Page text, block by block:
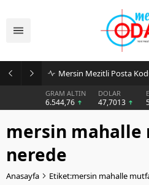
GRAM ALTIN
6.544,76
DOLAR
47,7013
mersin mahalle
nerede
Anasayfa Etiket:mersin mahalle